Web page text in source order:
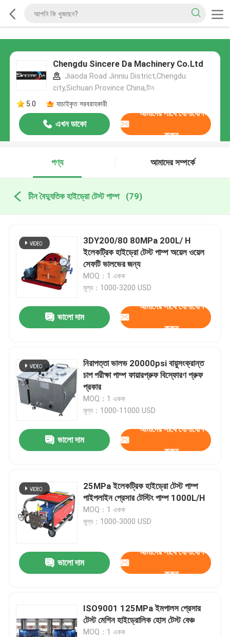
Chengdu Sincere Da Machinery Co.Ltd
Jiaoda Road Jinniu District,Chengdu
city,Sichuan Province China,চীন
5.0
যাচাইকৃত সরবরাহকারী
এখন ডাকো
আমাদের সাথে যোগাযোগ
করুন
পণ্য আমাদের সম্পর্কে
চীন বৈদ্যুতিক হাইড্রো টেস্ট পাম্প (79)
3DY200/80 80MPa 200L/ H
ইলেকট্রিক হাইড্রো টেস্ট পাম্প অয়েল ওয়েল
সেফটি ভালভের জন্য
MOQ：1 একক
মূল্য：1000-3200 USD
ভালো দাম
আমাদের সাথে যোগাযোগ
করুন
নিরাপত্তা ভালভ 20000psi বায়ুসংক্রান্ত
চাপ পরীক্ষা পাম্প ফায়ারপ্রুফ বিস্ফোরণ প্রুফ
প্রকার
MOQ：1 একক
মূল্য：1000-11000 USD
ভালো দাম
আমাদের সাথে যোগাযোগ
করুন
25MPa ইলেকট্রিক হাইড্রো টেস্ট পাম্প
পাইপলাইন প্রেসার টেস্টিং পাম্প 1000L/H
MOQ：1 একক
মূল্য：1000-3000 USD
ভালো দাম
আমাদের সাথে যোগাযোগ
করুন
ISO9001 125MPa ইমপালস প্রেসার
টেস্ট মেশিন হাইড্রোলিক হোস টেস্ট বেঞ্চ
MOQ：1 একক